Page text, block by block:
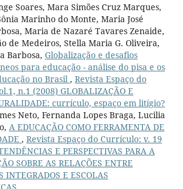
Soares, Mara Simões Cruz Marques,
Marinho do Monte, Maria José
Maria de Nazaré Tavares Zenaide,
de Medeiros, Stella Maria G. Oliveira,
Barbosa, Globalização e desafios
para educação - análise do pisa e os
no Brasil , Revista Espaço do
n.1 (2008) GLOBALIZAÇÃO E
currículo, espaço em litígio?
Neto, Fernanda Lopes Braga, Lucilia
A EDUCAÇÃO COMO FERRAMENTA DE
, Revista Espaço do Currículo: v. 19
E PERSPECTIVAS PARA A
SOBRE AS RELAÇÕES ENTRE
INTEGRADOS E ESCOLAS